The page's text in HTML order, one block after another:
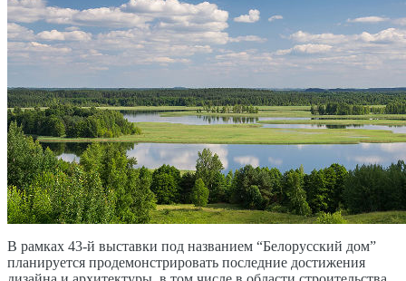
В рамках 43-й выставки под названием “Белорусский дом”
планируется продемонстрировать последние достижения